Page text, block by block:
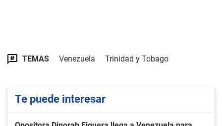
TEMAS Venezuela Trinidad y Tobago
Te puede interesar